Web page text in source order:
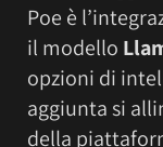
Poe è
il modello
opzioni di
aggiunta si
della